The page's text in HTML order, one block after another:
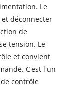
Le
déconnecter
de
tension. Le
et convient
C'est l'un
contrôle